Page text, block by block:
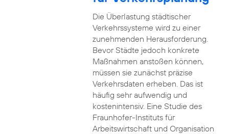
Die Überlastung städtischer
Verkehrssysteme wird zu einer
zunehmenden Herausforderung.
Bevor Städte jedoch konkrete
Maßnahmen anstoßen können,
müssen sie zunächst präzise
Verkehrsdaten erheben. Das ist
häufig sehr aufwendig und
kostenintensiv. Eine Studie des
Fraunhofer-Instituts für
Arbeitswirtschaft und Organisation